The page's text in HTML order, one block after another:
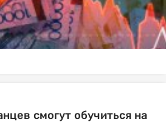
смогут обучиться на